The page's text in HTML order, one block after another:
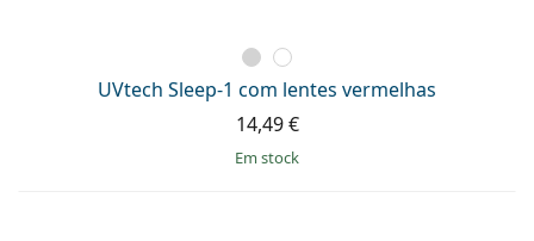
UVtech Sleep-1 com lentes vermelhas
14,49 €
em stock